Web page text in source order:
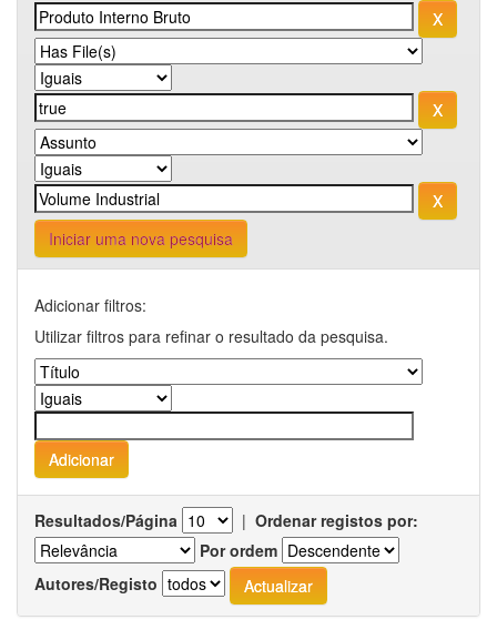
Iniciar uma nova pesquisa
Adicionar filtros:
Utilizar filtros para refinar o resultado da pesquisa.
Resultados/Página | Ordenar registos por:
Por ordem
Autores/Registo